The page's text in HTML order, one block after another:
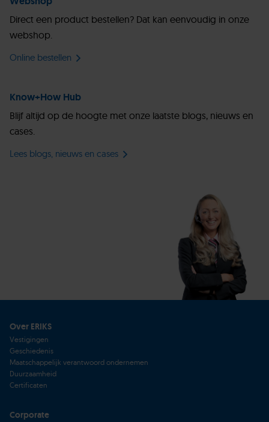
Direct een product bestellen? Dat kan eenvoudig in onze
webshop.
Online bestellen
Know+How Hub
Blijf altijd op de hoogte met onze laatste blogs, nieuws en
cases.
Lees blogs, nieuws en cases
Over ERIKS
Vestigingen
Geschiedenis
Maatschappelijk verantwoord ondernemen
Duurzaamheid
Certificaten
Corporate